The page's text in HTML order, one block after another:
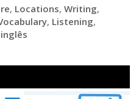
, Locations, Writing,
, Listening,